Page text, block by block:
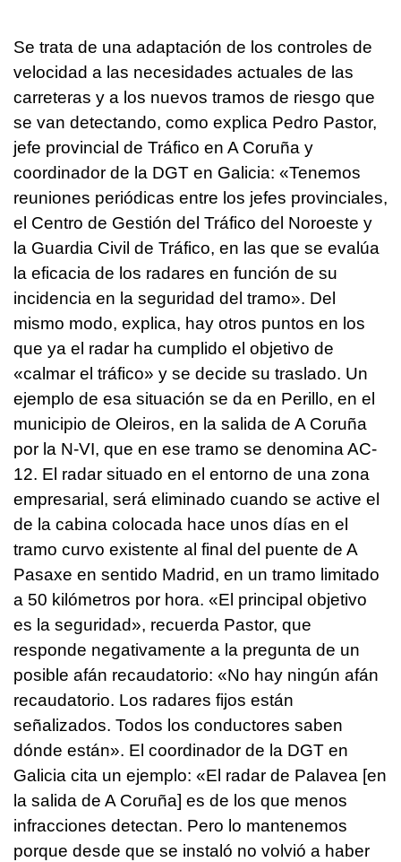
Se trata de una adaptación de los controles de
velocidad a las necesidades actuales de las
carreteras y a los nuevos tramos de riesgo que
se van detectando, como explica Pedro Pastor,
jefe provincial de Tráfico en A Coruña y
coordinador de la DGT en Galicia: «Tenemos
reuniones periódicas entre los jefes provinciales,
el Centro de Gestión del Tráfico del Noroeste y
la Guardia Civil de Tráfico, en las que se evalúa
la eficacia de los radares en función de su
incidencia en la seguridad del tramo». Del
mismo modo, explica, hay otros puntos en los
que ya el radar ha cumplido el objetivo de
«calmar el tráfico» y se decide su traslado. Un
ejemplo de esa situación se da en Perillo, en el
municipio de Oleiros, en la salida de A Coruña
por la N-VI, que en ese tramo se denomina AC-
12. El radar situado en el entorno de una zona
empresarial, será eliminado cuando se active el
de la cabina colocada hace unos días en el
tramo curvo existente al final del puente de A
Pasaxe en sentido Madrid, en un tramo limitado
a 50 kilómetros por hora. «El principal objetivo
es la seguridad», recuerda Pastor, que
responde negativamente a la pregunta de un
posible afán recaudatorio: «No hay ningún afán
recaudatorio. Los radares fijos están
señalizados. Todos los conductores saben
dónde están». El coordinador de la DGT en
Galicia cita un ejemplo: «El radar de Palavea [en
la salida de A Coruña] es de los que menos
infracciones detectan. Pero lo mantenemos
porque desde que se instaló no volvió a haber